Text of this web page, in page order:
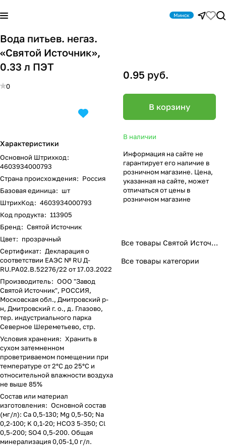
Минск
Вода питьев. негаз.
«Святой Источник»,
0.33 л ПЭТ
0
Характеристики
Основной Штрихкод:
4603934000793
Страна происхождения: Россия
Базовая единица: шт
ШтрихКод: 4603934000793
Код продукта: 113905
Бренд: Святой Источник
Цвет: прозрачный
Сертификат: Декларация о
соответствии ЕАЭС № RU Д-
RU.PA02.B.52276/22 от 17.03.2022
Производитель: ООО "Завод
Святой Источник", РОССИЯ,
Московская обл., Дмитровский р-
н, Дмитровский г. о., д. Глазово,
тер. индустриального парка
Северное Шереметьево, стр.
Условия хранения: Хранить в
сухом затемненном
проветриваемом помещении при
температуре от 2°C до 25°C и
относительной влажности воздуха
не выше 85%
Состав или материал
изготовления: Основной состав
(мг/л): Ca 0,5-130; Mg 0,5-50; Na
0,2-100; K 0,1-20; HCO3 5-350; Cl
0,5-200; SO4 0,5-200. Общая
минерализация 0,05-1,0 г/л.
0.95 руб.
В корзину
В наличии
Информация на сайте не
гарантирует его наличие в
розничном магазине. Цена,
указанная на сайте, может
отличаться от цены в
розничном магазине
Все товары Святой Источник
Все товары категории